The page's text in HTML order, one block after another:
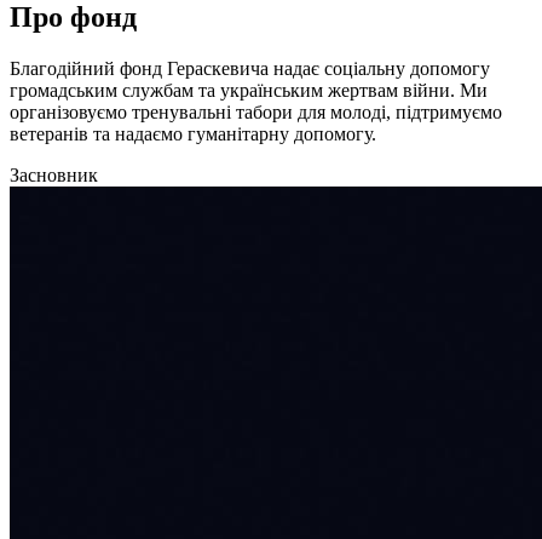
Про фонд
Благодійний фонд Гераскевича надає соціальну допомогу
громадським службам та українським жертвам війни. Ми
організовуємо тренувальні табори для молоді, підтримуємо
ветеранів та надаємо гуманітарну допомогу.
Засновник